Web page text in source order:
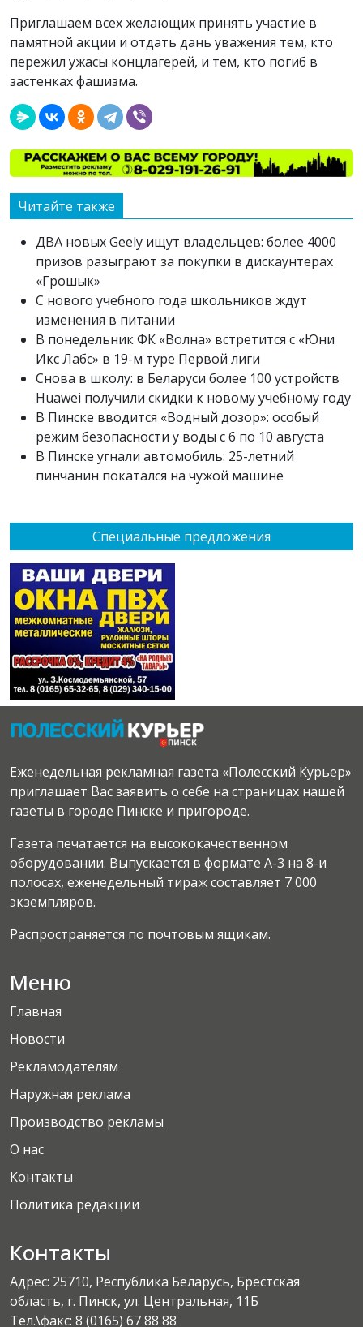
Специальные предложения
Приглашаем всех желающих принять участие в
памятной акции и отдать дань уважения тем, кто
пережил ужасы концлагерей, и тем, кто погиб в
застенках фашизма.
Читайте также
ДВА новых Geely ищут владельцев: более 4000
призов разыграют за покупки в дискаунтерах
«Грошык»
С нового учебного года школьников ждут
изменения в питании
В понедельник ФК «Волна» встретится с «Юни
Икс Лабс» в 19-м туре Первой лиги
Снова в школу: в Беларуси более 100 устройств
Huawei получили скидки к новому учебному году
В Пинске вводится «Водный дозор»: особый
режим безопасности у воды с 6 по 10 августа
В Пинске угнали автомобиль: 25-летний
пинчанин покатался на чужой машине
Еженедельная рекламная газета «Полесский Курьер»
приглашает Вас заявить о себе на страницах нашей
газеты в городе Пинске и пригороде.
Газета печатается на высококачественном
оборудовании. Выпускается в формате А-3 на 8-и
полосах, еженедельный тираж составляет 7 000
экземпляров.
Распространяется по почтовым ящикам.
Меню
Главная
Новости
Рекламодателям
Наружная реклама
Производство рекламы
О нас
Контакты
Политика редакции
Контакты
Адрес: 25710, Республика Беларусь, Брестская
область, г. Пинск, ул. Центральная, 11Б
Тел.\факс: 8 (0165) 67 88 88